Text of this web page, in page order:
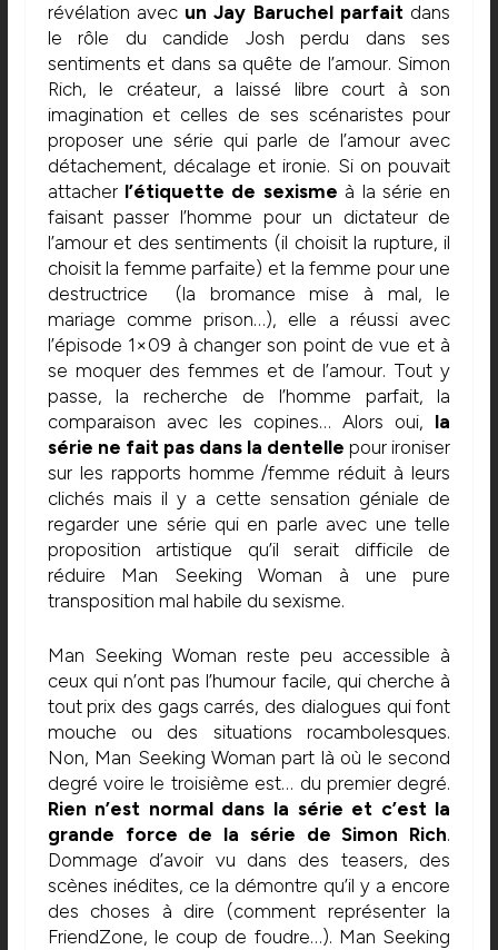
révélation avec un Jay Baruchel parfait dans
le rôle du candide Josh perdu dans ses
sentiments et dans sa quête de l’amour. Simon
Rich, le créateur, a laissé libre court à son
imagination et celles de ses scénaristes pour
proposer une série qui parle de l’amour avec
détachement, décalage et ironie. Si on pouvait
attacherl’étiquette de sexisme à la série en
faisant passer l’homme pour un dictateur de
l’amour et des sentiments (il choisit la rupture, il
choisit la femme parfaite) et la femme pour une
destructrice (la bromance mise à mal, le
mariage comme prison…), elle a réussi avec
l’épisode 1×09 à changer son point de vue et à
se moquer des femmes et de l’amour. Tout y
passe, la recherche de l’homme parfait, la
comparaison avec les copines… Alors oui, la
série ne fait pas dans la dentelle pour ironiser
sur les rapports homme /femme réduit à leurs
clichés mais il y a cette sensation géniale de
regarder une série qui en parle avec une telle
proposition artistique qu’il serait difficile de
réduire Man Seeking Woman à une pure
transposition mal habile du sexisme.
Man Seeking Woman reste peu accessible à
ceux qui n’ont pas l’humour facile, qui cherche à
tout prix des gags carrés, des dialogues qui font
mouche ou des situations rocambolesques.
Non, Man Seeking Woman part là où le second
degré voire le troisième est… du premier degré.
Rien n’est normal dans la série et c’est la
grande force de la série de Simon Rich.
Dommage d’avoir vu dans des teasers, des
scènes inédites, ce la démontre qu’il y a encore
des choses à dire (comment représenter la
FriendZone, le coup de foudre…). Man Seeking